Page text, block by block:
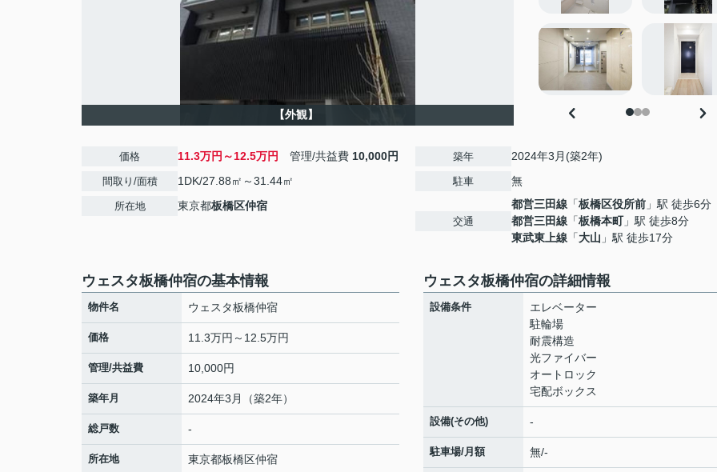
【外観】
価格 11.3万円～12.5万円 管理/共益費 10,000円
間取り/面積 1DK/27.88㎡～31.44㎡
所在地 東京都板橋区仲宿
築年 2024年3月(築2年)
駐車 無
交通
都営三田線 「板橋区役所前 」駅 徒歩6分
都営三田線 「板橋本町」駅 徒歩8分
東武東上線 「大山 」駅 徒歩17分
ウェスタ板橋仲宿の基本情報
物件名 ウェスタ板橋仲宿
価格 11.3万円～12.5万円
管理/共益費 10,000円
築年月 2024年3月（築2年）
総戸数 -
所在地 東京都板橋区仲宿
ウェスタ板橋仲宿の詳細情報
設備条件
エレベーター
駐輪場
耐震構造
光ファイバー
オートロック
宅配ボックス
設備(その他) -
駐車場/月額 無/-